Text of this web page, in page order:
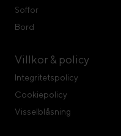
Soffor
Bord
Villkor & policy
Integritetspolicy
Cookiepolicy
Visselblåsning